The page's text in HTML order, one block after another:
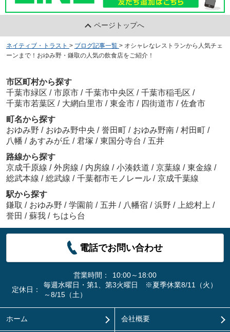
ページトップへ
ネイティブ・トラスト > ブログ記事一覧 > オシャレなレストランから人気チェ
ーンまで！おゆみ野・鎌取の人気の飲食店をご紹介！
市区町村から探す
千葉市緑区 / 市原市 / 千葉市中央区 / 千葉市稲毛区 /
千葉市若葉区 / 大網白里市 / 東金市 / 四街道市 / 佐倉市
町名から探す
おゆみ野 / おゆみ野中央 / 誉田町 / おゆみ野南 / 村田町 /
八幡 / あすみが丘 / 君塚 / 東国分寺台 / 五井
路線から探す
京成千原線 / 外房線 / 内房線 / 小湊鉄道 / 京葉線 / 東金線 /
総武本線 / 総武線 / 千葉都市モノレール / 京成千葉線
駅から探す
鎌取 / おゆみ野 / 学園前 / 五井 / 八幡宿 / 浜野 / 上総村上 /
誉田 / 蘇我 / ちはら台
電話でお問い合わせ
営業時間：
10:00～18:00
定休日：
毎週水曜日・第1、第3火曜日 ※夏季休業8/11（火）
～8/15（土）
ホーム 会社概要